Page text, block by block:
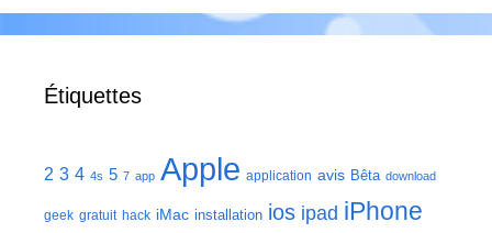
Étiquettes
2 3 4 4s 5 7 app Apple application avis Bêta download
geek gratuit hack iMac installation ios ipad iPhone